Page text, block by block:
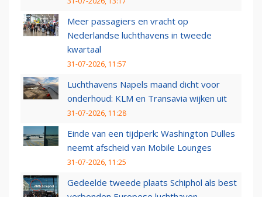
Meer passagiers en vracht op
Nederlandse luchthavens in tweede
kwartaal
31-07-2026, 11:57
Luchthavens Napels maand dicht voor
onderhoud: KLM en Transavia wijken uit
31-07-2026, 11:28
Einde van een tijdperk: Washington Dulles
neemt afscheid van Mobile Lounges
31-07-2026, 11:25
Gedeelde tweede plaats Schiphol als best